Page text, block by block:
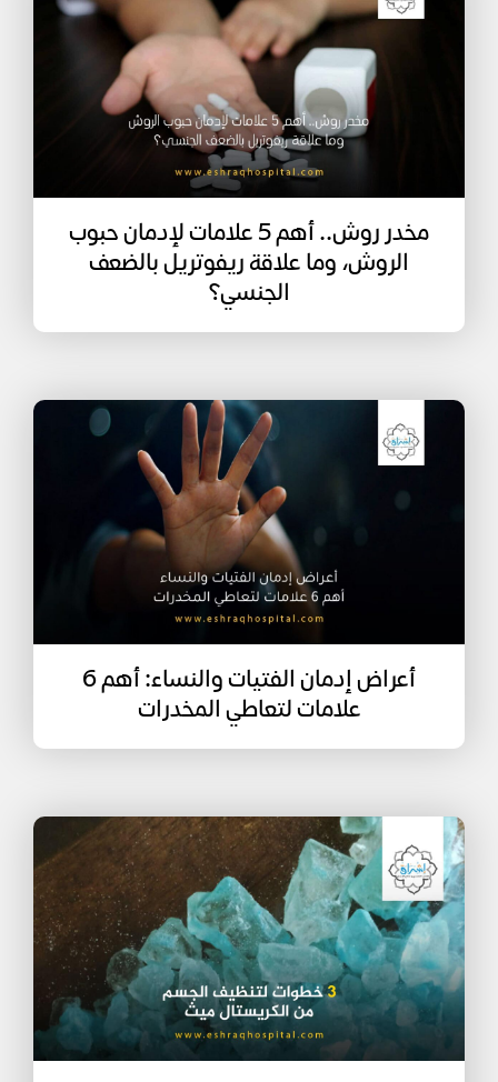
مخدر روش.. أهم 5 علامات لإدمان حبوب
الروش، وما علاقة ريفوتريل بالضعف
الجنسي؟
أعراض إدمان الفتيات والنساء: أهم 6
علامات لتعاطي المخدرات